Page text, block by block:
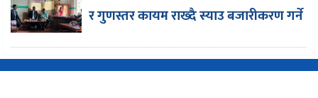
र गुणस्तर कायम राख्दै स्याउ बजारीकरण गर्ने
Copyright © 2016-2026 CorePati | Powered ByEasySoftnepal